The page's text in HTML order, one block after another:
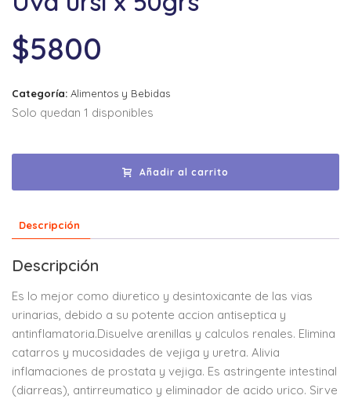
$5800
Categoría: Alimentos y Bebidas
Solo quedan 1 disponibles
Añadir al carrito
Descripción
Descripción
Es lo mejor como diuretico y desintoxicante de las vias
urinarias, debido a su potente accion antiseptica y
antinflamatoria.Disuelve arenillas y calculos renales. Elimina
catarros y mucosidades de vejiga y uretra. Alivia
inflamaciones de prostata y vejiga. Es astringente intestinal
(diarreas), antirreumatico y eliminador de acido urico. Sirve